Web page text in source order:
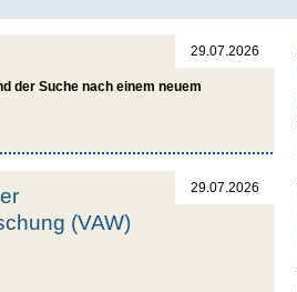
29.07.2026
der Suche nach einem neuem
29.07.2026
(VAW)